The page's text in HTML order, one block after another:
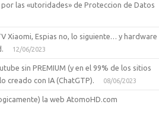
las «utoridades» de Proteccion de Datos
Xiaomi, Espias no, lo siguiente… y hardware
12/06/2023
sin PREMIUM (y en el 99% de los sitios
creado con IA (ChatGTP).
08/06/2023
la web AtomoHD.com